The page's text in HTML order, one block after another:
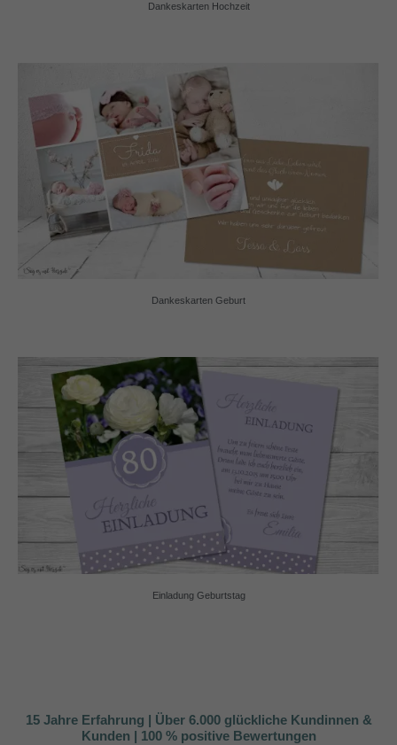
Dankeskarten Hochzeit
Dankeskarten Geburt
Einladung Geburtstag
15 Jahre Erfahrung | Über 6.000 glückliche Kundinnen &
Kunden | 100 % positive Bewertungen